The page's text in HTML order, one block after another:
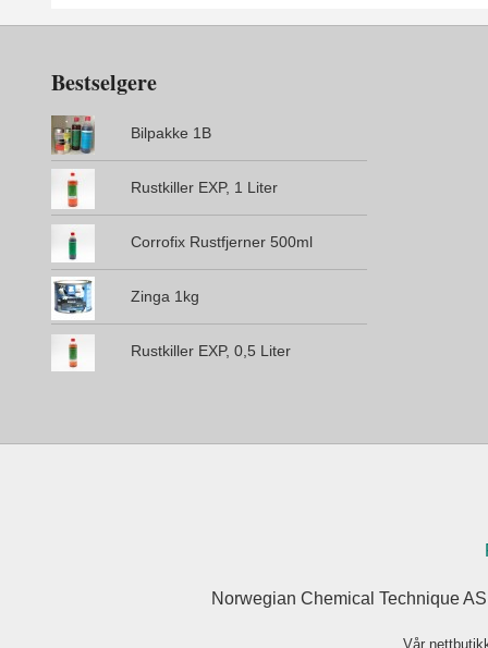
Bestselgere
Bilpakke 1B
Rustkiller EXP, 1 Liter
Corrofix Rustfjerner 500ml
Zinga 1kg
Rustkiller EXP, 0,5 Liter
Norwegian Chemical Technique
Vår